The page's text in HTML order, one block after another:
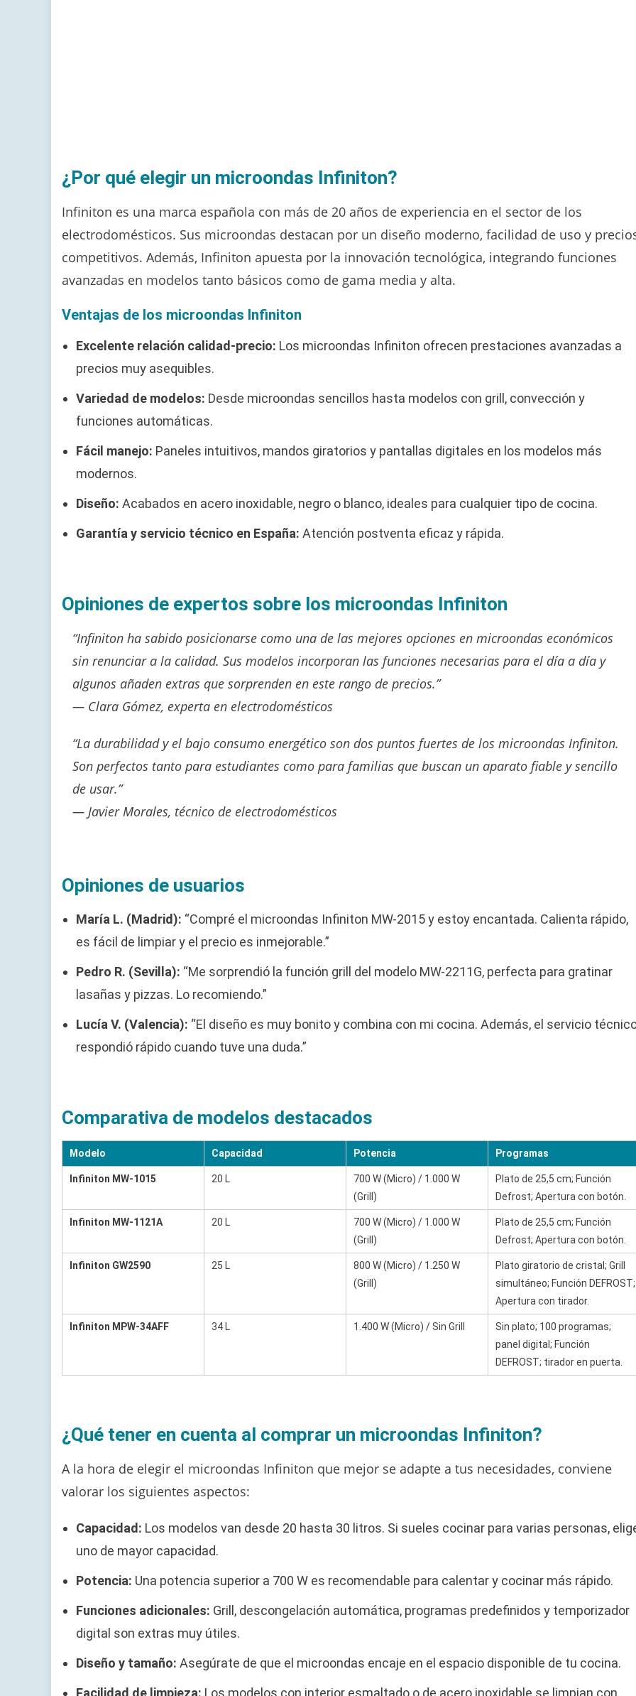
¿Por qué elegir un microondas Infiniton?
Infiniton es una marca española con más de 20 años de experiencia en el sector de los
electrodomésticos. Sus microondas destacan por un diseño moderno, facilidad de uso y
competitivos. Además, Infiniton apuesta por la innovación tecnológica, integrando funciones
avanzadas en modelos tanto básicos como de gama media y alta.
Ventajas de los microondas Infiniton
Excelente relación calidad-precio: Los microondas Infiniton ofrecen prestaciones avanzadas a
precios muy asequibles.
Variedad de modelos: Desde microondas sencillos hasta modelos con grill, convección y
funciones automáticas.
Fácil manejo: Paneles intuitivos, mandos giratorios y pantallas digitales en los modelos más
modernos.
Diseño: Acabados en acero inoxidable, negro o blanco, ideales para cualquier tipo de cocina.
Garantía y servicio técnico en España: Atención postventa eficaz y rápida.
Opiniones de expertos sobre los microondas Infiniton
“Infiniton ha sabido posicionarse como una de las mejores opciones en microondas económicos
sin renunciar a la calidad. Sus modelos incorporan las funciones necesarias para el día a día y
algunos añaden extras que sorprenden en este rango de precios.”
— Clara Gómez, experta en electrodomésticos
“La durabilidad y el bajo consumo energético son dos puntos fuertes de los microondas Infiniton.
Son perfectos tanto para estudiantes como para familias que buscan un aparato fiable y sencillo
de usar.”
— Javier Morales, técnico de electrodomésticos
Opiniones de usuarios
María L. (Madrid): “Compré el microondas Infiniton MW-2015 y estoy encantada. Calienta rápido,
es fácil de limpiar y el precio es inmejorable.”
Pedro R. (Sevilla): “Me sorprendió la función grill del modelo MW-2211G, perfecta para gratinar
lasañas y pizzas. Lo recomiendo.”
Lucía V. (Valencia): “El diseño es muy bonito y combina con mi cocina. Además, el servicio
respondió rápido cuando tuve una duda.”
Comparativa de modelos destacados
Modelo Capacidad Potencia Programas
Infiniton MW-1015 20 L
700 W (Micro) / 1.000 W
(Grill)
Plato de 25,5 cm; Función
Defrost; Apertura con botón.
Infiniton MW-1121A 20 L
700 W (Micro) / 1.000 W
(Grill)
Plato de 25,5 cm; Función
Defrost; Apertura con botón.
Infiniton GW2590 25 L
800 W (Micro) / 1.250 W
(Grill)
Plato giratorio de cristal; Grill
simultáneo; Función DEFROST;
Apertura con tirador.
Infiniton MPW-34AFF 34 L 1.400 W (Micro) / Sin Grill
Sin plato; 100 programas;
panel digital; Función
DEFROST; tirador en puerta.
¿Qué tener en cuenta al comprar un microondas Infiniton?
A la hora de elegir el microondas Infiniton que mejor se adapte a tus necesidades, conviene
valorar los siguientes aspectos:
Capacidad: Los modelos van desde 20 hasta 30 litros. Si sueles cocinar para varias personas,
uno de mayor capacidad.
Potencia: Una potencia superior a 700 W es recomendable para calentar y cocinar más rápido.
Funciones adicionales: Grill, descongelación automática, programas predefinidos y temporizador
digital son extras muy útiles.
Diseño y tamaño: Asegúrate de que el microondas encaje en el espacio disponible de tu cocina.
Facilidad de limpieza: Los modelos con interior esmaltado o de acero inoxidable se limpian con